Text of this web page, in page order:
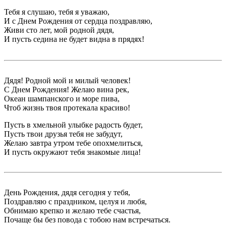
Тебя я слушаю, тебя я уважаю,
И с Днем Рождения от сердца поздравляю,
Живи сто лет, мой родной дядя,
И пусть седина не будет видна в прядях!
Дядя! Родной мой и милый человек!
С Днем Рождения! Желаю вина рек,
Океан шампанского и море пива,
Чтоб жизнь твоя протекала красиво!
Пусть в хмельной улыбке радость будет,
Пусть твои друзья тебя не забудут,
Желаю завтра утром тебе опохмелиться,
И пусть окружают тебя знакомые лица!
День Рождения, дядя сегодня у тебя,
Поздравляю с праздником, целуя и любя,
Обнимаю крепко и желаю тебе счастья,
Почаще бы без повода с тобою нам встречаться.